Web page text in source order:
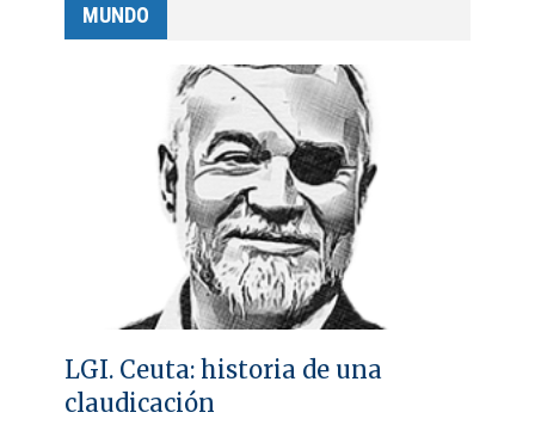
MUNDO
LGI. Ceuta: historia de una
claudicación